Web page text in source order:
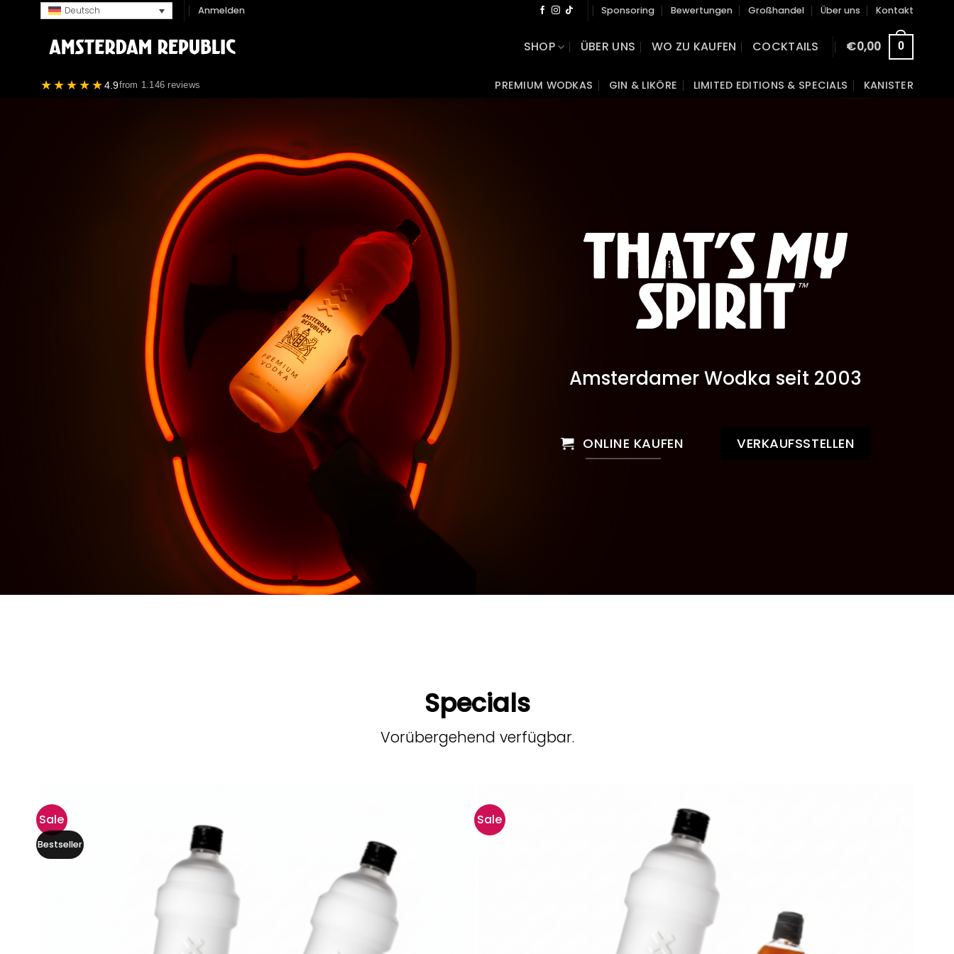
Deutsch Anmelden Sponsoring Bewertungen Großhandel Über uns Kontakt
SHOP ÜBER UNS WO ZU KAUFEN COCKTAILS €0,00 0
★★★★★4.9from 1.146 reviews PREMIUM WODKAS GIN & LIKÖRE LIMITED EDITIONS & SPECIALS KANISTER
Amsterdamer Wodka seit 2003
ONLINE KAUFEN VERKAUFSSTELLEN
Specials
Vorübergehend verfügbar.
Sale
Bestseller
Sale